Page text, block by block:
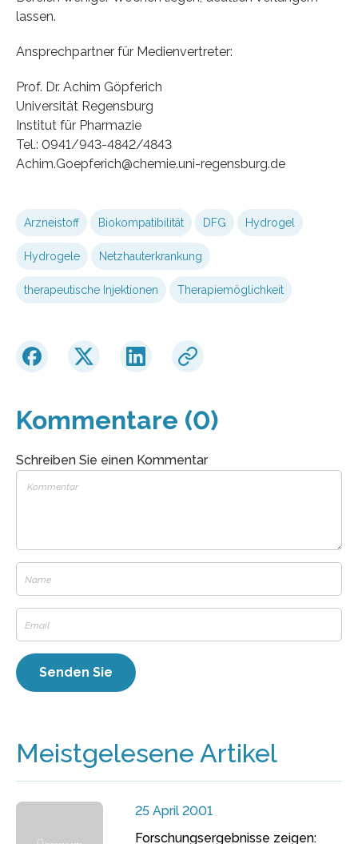
lassen.
Ansprechpartner für Medienvertreter:
Prof. Dr. Achim Göpferich
Universität Regensburg
Institut für Pharmazie
Tel.: 0941/943-4842/4843
Achim.Goepferich@chemie.uni-regensburg.de
Arzneistoff Biokompatibilität DFG Hydrogel
Hydrogele Netzhauterkrankung
therapeutische Injektionen Therapiemöglichkeit
Kommentare (0)
Schreiben Sie einen Kommentar
Meistgelesene Artikel
25 April 2001
Forschungsergebnisse zeigen: